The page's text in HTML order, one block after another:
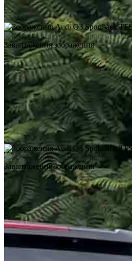
Завантаження зображення
Завантаження зображення